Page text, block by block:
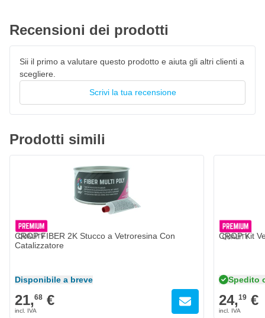
Recensioni dei prodotti
Sii il primo a valutare questo prodotto e aiuta gli altri clienti a
scegliere.
Scrivi la tua recensione
Prodotti simili
CROP FIBER 2K Stucco a Vetroresina Con
Catalizzatore
Disponibile a breve
21,68 €
CROP Kit
Spedito
24,19 €